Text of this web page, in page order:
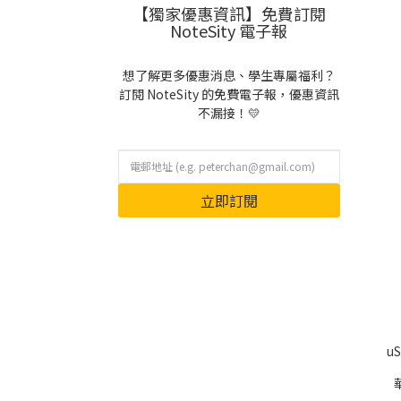
【獨家優惠資訊】免費訂閱
NoteSity 電子報
想了解更多優惠消息、學生專屬福利？
訂閱 NoteSity 的免費電子報，優惠資訊
不漏接！💛
立即訂閱